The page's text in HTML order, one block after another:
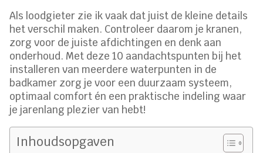
Als loodgieter zie ik vaak dat juist de kleine details
het verschil maken. Controleer daarom je kranen,
zorg voor de juiste afdichtingen en denk aan
onderhoud. Met deze 10 aandachtspunten bij het
installeren van meerdere waterpunten in de
badkamer zorg je voor een duurzaam systeem,
optimaal comfort én een praktische indeling waar
je jarenlang plezier van hebt!
Inhoudsopgaven